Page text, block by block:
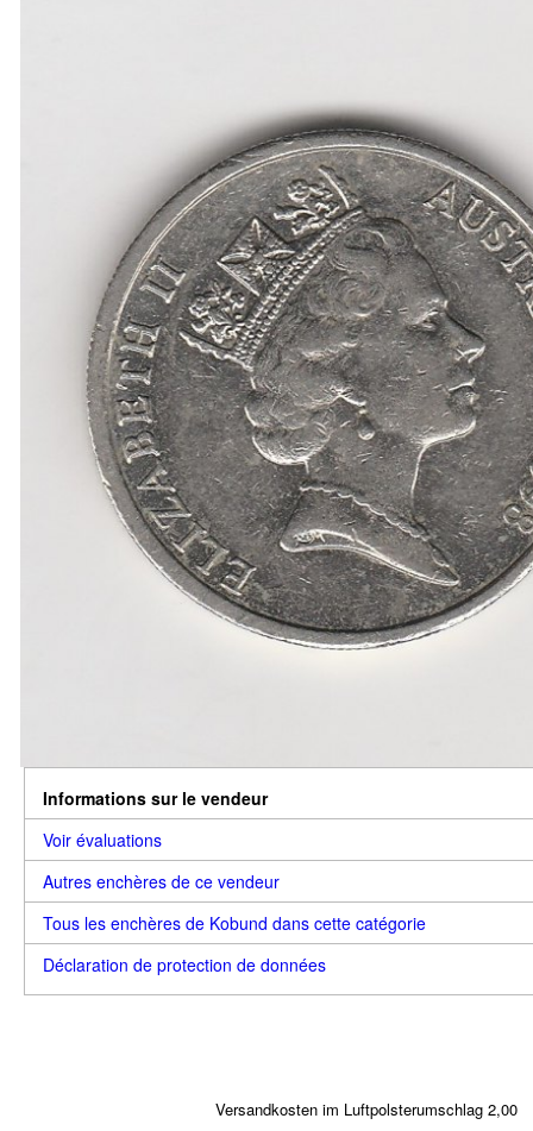
Informations sur le vendeur
Voir évaluations
Autres enchères de ce vendeur
Tous les enchères de Kobund dans cette catégorie
Déclaration de protection de données
Versandkosten im Luftpolsterumschlag 2,00